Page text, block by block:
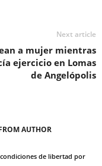
Next article
a mujer mientras
ejercicio en Lomas
de Angelópolis
AUTHOR
de libertad por